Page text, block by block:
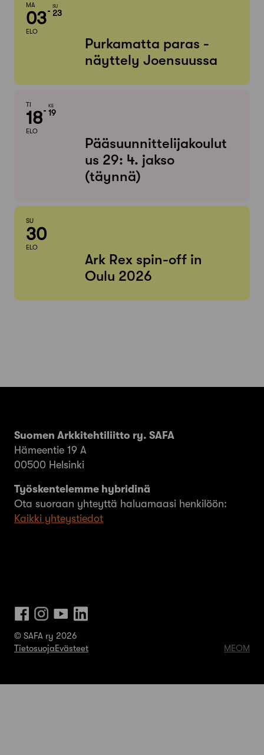
MA
03
ELO
SU
23
Purkamatta paras -
näyttely Joensuussa
TI
18
ELO
KE
19
Pääsuunnittelijakoulut
us 29: 4. jakso
(täynnä)
SU
30
ELO
Ark Rex spin-off in
Oulu 2026
Suomen Arkkitehtiliitto ry. SAFA
Hämeentie 19 A
00500 Helsinki
Työskentelemme hybridinä
Ota suoraan yhteyttä haluamaasi henkilöön:
Kaikki yhteystiedot
© SAFA ry 2026
TietosuojaEvästeet MEOM